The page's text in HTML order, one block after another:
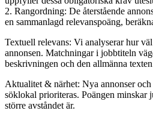
2. Rangordning: De återstående
en sammanlagd relevanspoäng,
Textuell relevans: Vi analyserar hur
annonsen. Matchningar i jobbtiteln
beskrivningen och den allmänna
Aktualitet & närhet: Nya annonser
söklokal prioriteras. Poängen minskar
större avståndet är.